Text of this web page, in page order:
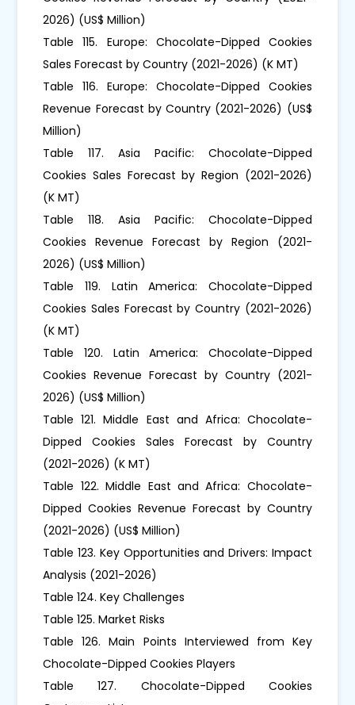
2026) (US$ Million)
Table 115. Europe: Chocolate-Dipped Cookies
Sales Forecast by Country (2021-2026) (K MT)
Table 116. Europe: Chocolate-Dipped Cookies
Revenue Forecast by Country (2021-2026) (US$
Million)
Table 117. Asia Pacific: Chocolate-Dipped
Cookies Sales Forecast by Region (2021-2026)
(K MT)
Table 118. Asia Pacific: Chocolate-Dipped
Cookies Revenue Forecast by Region (2021-
2026) (US$ Million)
Table 119. Latin America: Chocolate-Dipped
Cookies Sales Forecast by Country (2021-2026)
(K MT)
Table 120. Latin America: Chocolate-Dipped
Cookies Revenue Forecast by Country (2021-
2026) (US$ Million)
Table 121. Middle East and Africa: Chocolate-
Dipped Cookies Sales Forecast by Country
(2021-2026) (K MT)
Table 122. Middle East and Africa: Chocolate-
Dipped Cookies Revenue Forecast by Country
(2021-2026) (US$ Million)
Table 123. Key Opportunities and Drivers: Impact
Analysis (2021-2026)
Table 124. Key Challenges
Table 125. Market Risks
Table 126. Main Points Interviewed from Key
Chocolate-Dipped Cookies Players
Table 127. Chocolate-Dipped Cookies